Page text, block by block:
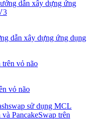
dẫn xây dựng ứng dụng
vỏ não